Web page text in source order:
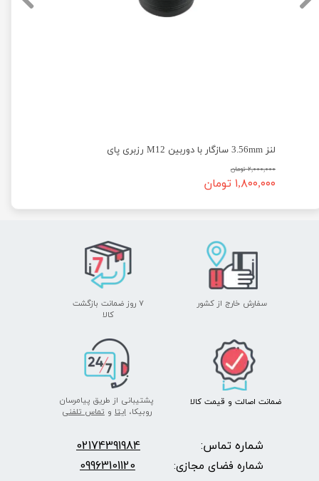
لنز 3.56mm سازگار با دوربین M12 رزبری پای
۲,۰۰۰,۰۰۰ تومان
۱,۸۰۰,۰۰۰ تومان
پشتیبانی از طریق پیامرسان
روبیکا،ایتا وتماس تلفنی
سفارش خارج از کشور
۷ روز ضمانت بازگشت
​​​​​​​کالا
ضمانت اصالت و قیمت​​​​​​​ کالا ​​​​​​​
شماره تماس: 02174391984
شماره فضای مجازی: 09963101120